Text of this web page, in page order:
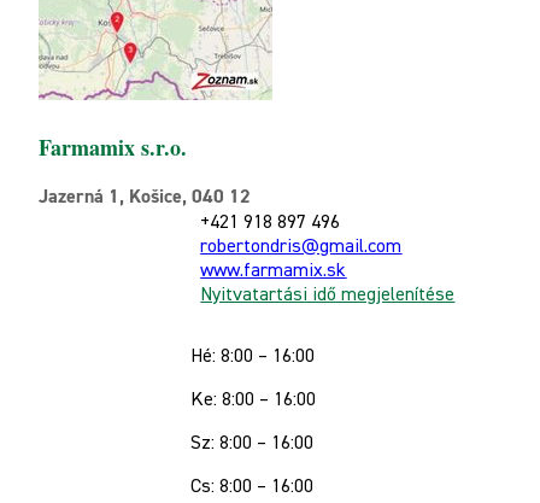
Farmamix s.r.o.
Jazerná 1, Košice, 040 12
+421 918 897 496
robertondris@gmail.com
www.farmamix.sk
Nyitvatartási idő megjelenítése
Hé: 8:00 – 16:00
Ke: 8:00 – 16:00
Sz: 8:00 – 16:00
Cs: 8:00 – 16:00